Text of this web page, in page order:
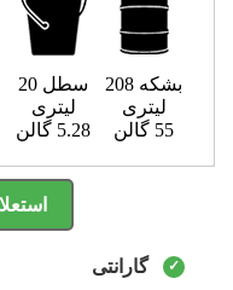
بشکه 208
لیتری
55 گالن
سطل 20
لیتری
5.28 گالن
گارانتی